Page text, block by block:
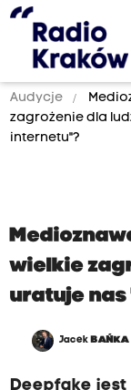
Audycje
zagrożenie dla
internetu"?
wielkie
uratuje
Jacek BAŃKA
Deepfake jest